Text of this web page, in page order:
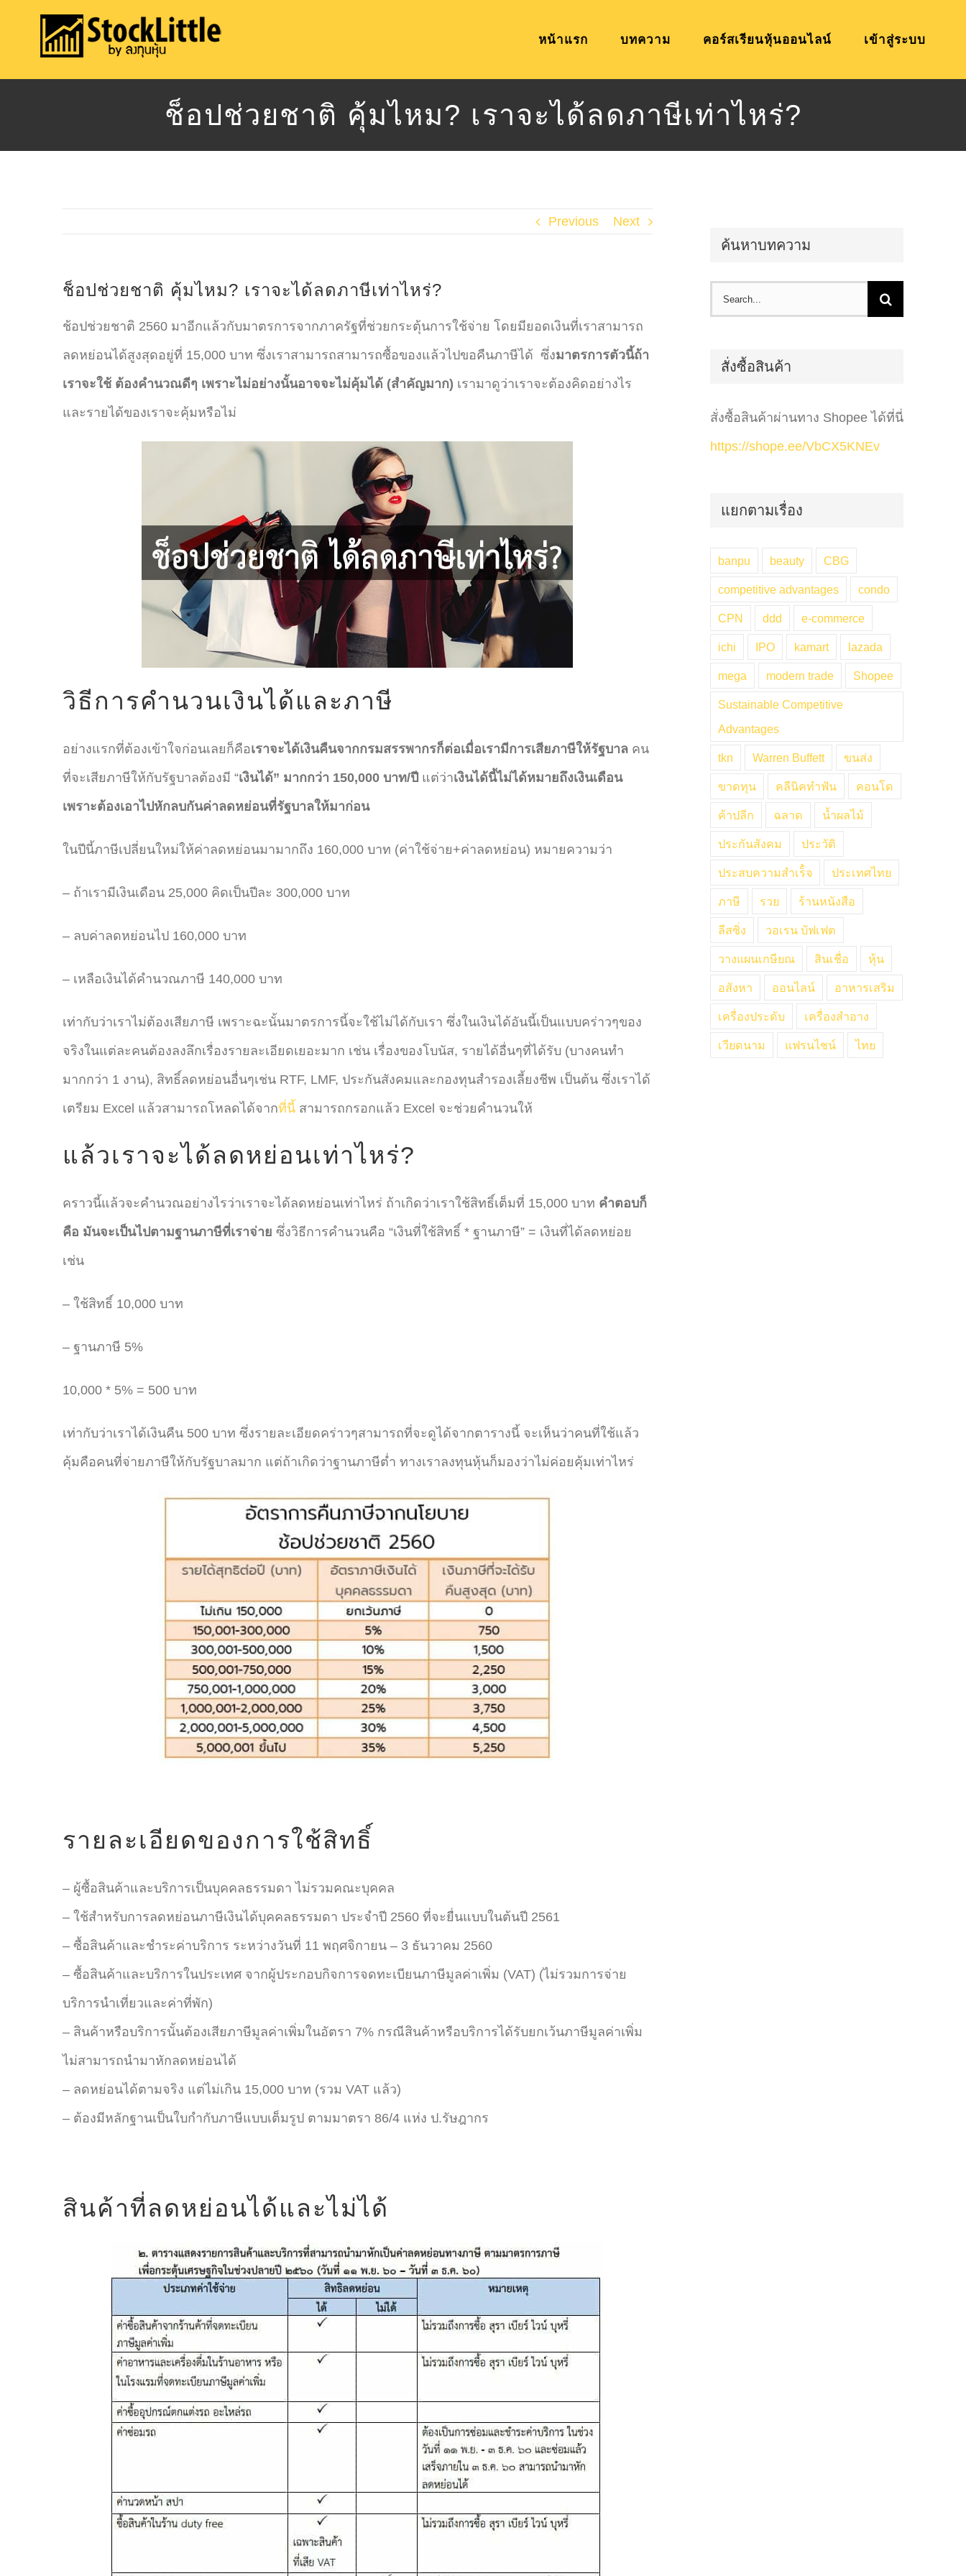
หน้าแรก บทความ คอร์สเรียนหุ้นออนไลน์ เข้าสู่ระบบ
ช็อปช่วยชาติ คุ้มไหม? เราจะได้ลดภาษีเท่าไหร่?
Previous Next
ช็อปช่วยชาติ คุ้มไหม? เราจะได้ลดภาษีเท่าไหร่?
ช้อปช่วยชาติ 2560 มาอีกแล้วกับมาตรการจากภาครัฐที่ช่วยกระตุ้นการใช้จ่าย โดยมียอดเงินที่เราสามารถ
ลดหย่อนได้สูงสุดอยู่ที่ 15,000 บาท ซึ่งเราสามารถสามารถซื้อของแล้วไปขอคืนภาษีได้ ซึ่งมาตรการตัวนี้ถ้า
เราจะใช้ ต้องคำนวณดีๆ เพราะไม่อย่างนั้นอาจจะไม่คุ้มได้ (สำคัญมาก) เรามาดูว่าเราจะต้องคิดอย่างไร
และรายได้ของเราจะคุ้มหรือไม่
วิธีการคำนวนเงินได้และภาษี
อย่างแรกที่ต้องเข้าใจก่อนเลยก็คือเราจะได้เงินคืนจากกรมสรรพากรก็ต่อเมื่อเรามีการเสียภาษีให้รัฐบาล คน
ที่จะเสียภาษีให้กับรัฐบาลต้องมี “เงินได้” มากกว่า 150,000 บาท/ปี แต่ว่าเงินได้นี้ไม่ได้หมายถึงเงินเดือน
เพราะต้องเอาไปหักลบกันค่าลดหย่อนที่รัฐบาลให้มาก่อน
ในปีนี้ภาษีเปลี่ยนใหม่ให้ค่าลดหย่อนมามากถึง 160,000 บาท (ค่าใช้จ่าย+ค่าลดหย่อน) หมายความว่า
– ถ้าเรามีเงินเดือน 25,000 คิดเป็นปีละ 300,000 บาท
– ลบค่าลดหย่อนไป 160,000 บาท
– เหลือเงินได้คำนวณภาษี 140,000 บาท
เท่ากับว่าเราไม่ต้องเสียภาษี เพราะฉะนั้นมาตรการนี้จะใช้ไม่ได้กับเรา ซึ่งในเงินได้อันนี้เป็นแบบคร่าวๆของ
จริงในแต่ละคนต้องลงลึกเรื่องรายละเอียดเยอะมาก เช่น เรื่องของโบนัส, รายได้อื่นๆที่ได้รับ (บางคนทำ
มากกว่า 1 งาน), สิทธิ์ลดหย่อนอื่นๆเช่น RTF, LMF, ประกันสังคมและกองทุนสำรองเลี้ยงชีพ เป็นต้น ซึ่งเราได้
เตรียม Excel แล้วสามารถโหลดได้จากที่นี้ สามารถกรอกแล้ว Excel จะช่วยคำนวนให้
แล้วเราจะได้ลดหย่อนเท่าไหร่?
คราวนี้แล้วจะคำนวณอย่างไรว่าเราจะได้ลดหย่อนเท่าไหร่ ถ้าเกิดว่าเราใช้สิทธิ์เต็มที่ 15,000 บาท คำตอบก็
คือ มันจะเป็นไปตามฐานภาษีที่เราจ่าย ซึ่งวิธีการคำนวนคือ “เงินที่ใช้สิทธิ์ * ฐานภาษี” = เงินที่ได้ลดหย่อย
เช่น
– ใช้สิทธิ์ 10,000 บาท
– ฐานภาษี 5%
10,000 * 5% = 500 บาท
เท่ากับว่าเราได้เงินคืน 500 บาท ซึ่งรายละเอียดคร่าวๆสามารถที่จะดูได้จากตารางนี้ จะเห็นว่าคนที่ใช้แล้ว
คุ้มคือคนที่จ่ายภาษีให้กับรัฐบาลมาก แต่ถ้าเกิดว่าฐานภาษีต่ำ ทางเราลงทุนหุ้นก็มองว่าไม่ค่อยคุ้มเท่าไหร่
รายละเอียดของการใช้สิทธิ์
– ผู้ซื้อสินค้าและบริการเป็นบุคคลธรรมดา ไม่รวมคณะบุคคล
– ใช้สำหรับการลดหย่อนภาษีเงินได้บุคคลธรรมดา ประจำปี 2560 ที่จะยื่นแบบในต้นปี 2561
– ซื้อสินค้าและชำระค่าบริการ ระหว่างวันที่ 11 พฤศจิกายน – 3 ธันวาคม 2560
– ซื้อสินค้าและบริการในประเทศ จากผู้ประกอบกิจการจดทะเบียนภาษีมูลค่าเพิ่ม (VAT) (ไม่รวมการจ่าย
บริการนำเที่ยวและค่าที่พัก)
– สินค้าหรือบริการนั้นต้องเสียภาษีมูลค่าเพิ่มในอัตรา 7% กรณีสินค้าหรือบริการได้รับยกเว้นภาษีมูลค่าเพิ่ม
ไม่สามารถนํามาหักลดหย่อนได้
– ลดหย่อนได้ตามจริง แต่ไม่เกิน 15,000 บาท (รวม VAT แล้ว)
– ต้องมีหลักฐานเป็นใบกำกับภาษีแบบเต็มรูป ตามมาตรา 86/4 แห่ง ป.รัษฎากร
สินค้าที่ลดหย่อนได้และไม่ได้
ค้นหาบทความ
Search
สั่งซื้อสินค้า
สั่งซื้อสินค้าผ่านทาง Shopee ได้ที่นี่
https://shope.ee/VbCX5KNEv
แยกตามเรื่อง
banpu beauty CBG
competitive advantages condo
CPN ddd e-commerce
ichi IPO kamart lazada
mega modern trade Shopee
Sustainable Competitive
Advantages
tkn Warren Buffett ขนส่ง
ขาดทุน คลีนิคทำฟัน คอนโด
ค้าปลีก ฉลาด น้ำผลไม้
ประกันสังคม ประวัติ
ประสบความสำเร็๋จ ประเทศไทย
ภาษี รวย ร้านหนังสือ
ลีสซิ่ง วอเรน บัฟเฟต
วางแผนเกษียณ สินเชื่อ หุ้น
อสังหา ออนไลน์ อาหารเสริม
เครื่องประดับ เครื่องสำอาง
เวียดนาม แฟรนไชน์ ไทย